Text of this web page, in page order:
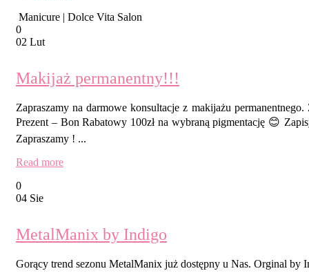
Manicure | Dolce Vita Salon
0
02 Lut
Makijaż permanentny!!!
Zapraszamy na darmowe konsultacje z makijażu
Prezent – Bon Rabatowy 100zł na wybraną pigmentację 😊
Zapraszamy ! ...
Read more
0
04 Sie
MetalManix by Indigo
Gorący trend sezonu MetalManix już dostępny u Nas. Orginal by